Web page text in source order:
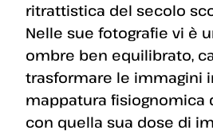
ritrattistica del secolo
Nelle sue fotografie vi è
ombre ben equilibrato,
trasformare le immagini
mappatura fisiognomica
con quella sua dose di